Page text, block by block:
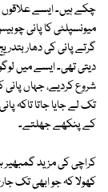
چکے ہیں۔ ایسے علاقوں
میونسپلٹی کا پانی
گرتے پانی کی دھار
دیتی تھی۔ ایسے میں
شروع کردیے، جہاں پانی
تک لے جایا جاتا تاکہ
کے پنکھے جھلتے۔
کھولا کہ جو ابھی تک